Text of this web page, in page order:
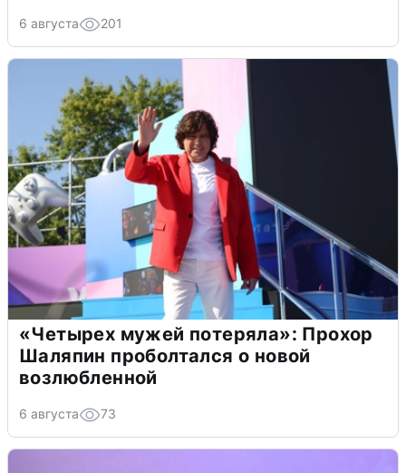
6 августа 201
«Четырех мужей потеряла»: Прохор
Шаляпин проболтался о новой
возлюбленной
6 августа 73